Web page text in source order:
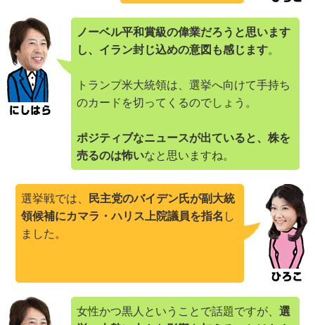
ノーベル平和賞級の偉業だろうと思います
し、イラン封じ込めの意図も感じます。
トランプ米大統領は、選挙へ向けて手持ち
のカードを切ってくるのでしょう。
ポジティブなニュースが出ていると、株を
売るのは怖いなと思いますね。
選挙戦では、
民主党のバイデン氏が副大統
領候補にカマラ・ハリス上院議員を指名 し
ました。
女性かつ黒人ということで話題ですが、 選